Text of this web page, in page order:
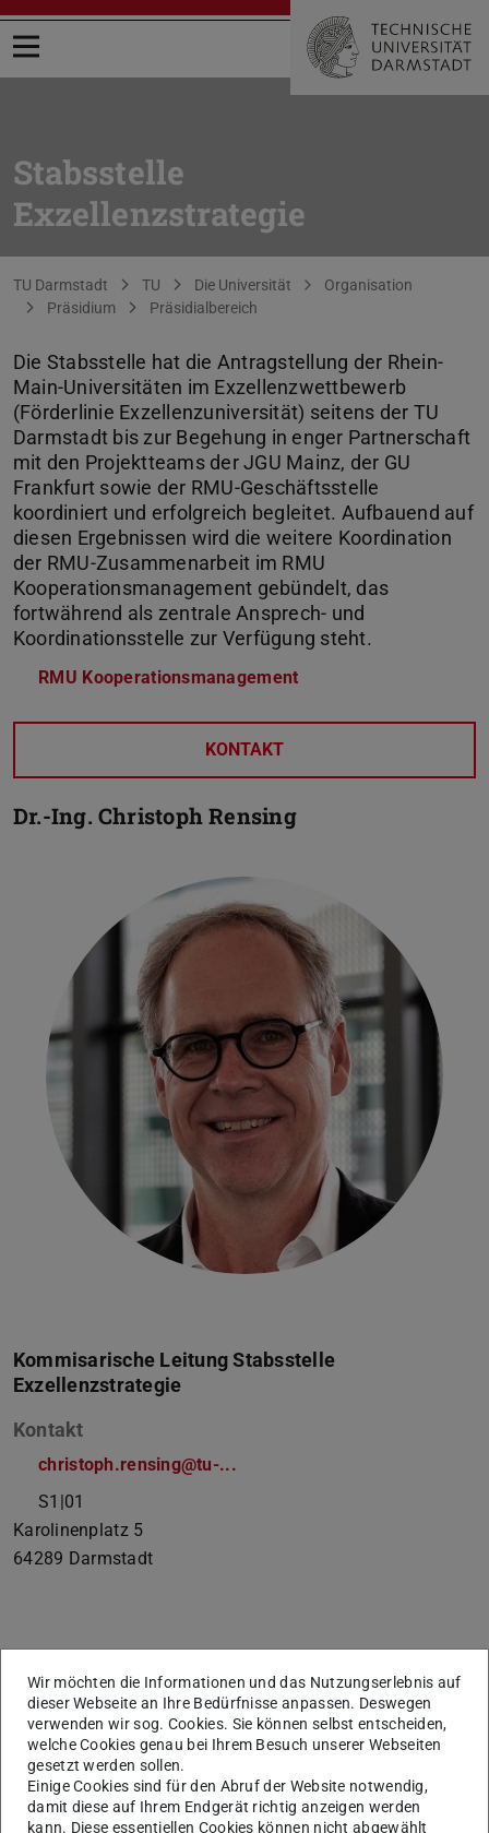
Menü öffnen
Stabsstelle
Exzellenzstrategie
Sie befinden sich hier:
TU Darmstadt TU Die Universität
Organisation
Präsidium
Präsidialbereich
Die Stabsstelle hat die Antragstellung der Rhein-
Main-Universitäten im Exzellenzwettbewerb
(Förderlinie Exzellenzuniversität) seitens der TU
Darmstadt bis zur Begehung in enger Partnerschaft
mit den Projektteams der JGU Mainz, der GU
Frankfurt sowie der RMU-Geschäftsstelle
koordiniert und erfolgreich begleitet. Aufbauend auf
diesen Ergebnissen wird die weitere Koordination
der RMU-Zusammenarbeit im RMU
Kooperationsmanagement gebündelt, das
fortwährend als zentrale Ansprech- und
Koordinationsstelle zur Verfügung steht.
RMU Kooperationsmanagement
KONTAKT
Dr.-Ing. Christoph Rensing
Kommisarische Leitung Stabsstelle
Exzellenzstrategie
Kontakt
christoph.rensing@tu-...
S1|01
Karolinenplatz 5
64289 Darmstadt
Wir möchten die Informationen und das Nutzungserlebnis auf
dieser Webseite an Ihre Bedürfnisse anpassen. Deswegen
verwenden wir sog. Cookies. Sie können selbst entscheiden,
welche Cookies genau bei Ihrem Besuch unserer Webseiten
gesetzt werden sollen.
Einige Cookies sind für den Abruf der Website notwendig,
damit diese auf Ihrem Endgerät richtig anzeigen werden
kann. Diese essentiellen Cookies können nicht abgewählt